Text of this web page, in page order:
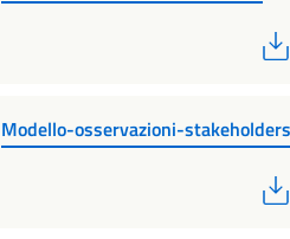
Modello-osservazioni-